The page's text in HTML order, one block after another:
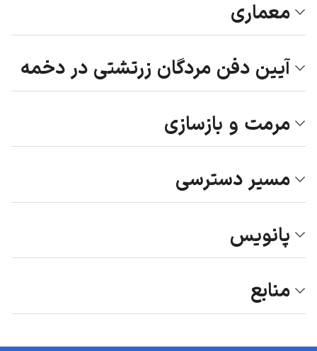
معماری
آیین دفن مردگان زرتشتی در دخمه
مرمت و بازسازی
مسیر دسترسی
پانویس
منابع